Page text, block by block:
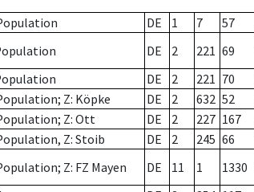
DE 1 7 57
DE 2 221 69
DE 2 221 70
Z: Köpke DE 2 632 52
Z: Ott DE 2 227 167
Z: Stoib DE 2 245 66
Z: FZ Mayen DE 11 1 1330